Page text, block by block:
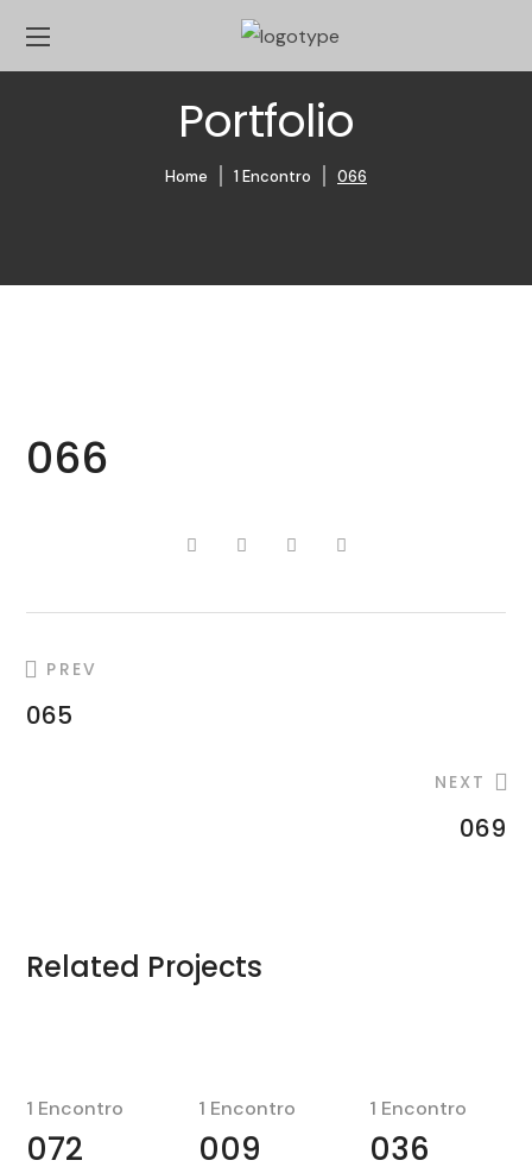
Portfolio
Home 1 Encontro 066
066
PREV
065
NEXT
069
Related Projects
1 Encontro
072
1 Encontro
009
1 Encontro
036